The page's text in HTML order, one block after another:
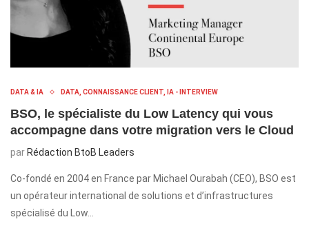
DATA & IA DATA, CONNAISSANCE CLIENT, IA - INTERVIEW
BSO, le spécialiste du Low Latency qui vous
accompagne dans votre migration vers le Cloud
par Rédaction BtoB Leaders
Co-fondé en 2004 en France par Michael Ourabah (CEO), BSO est
un opérateur international de solutions et d’infrastructures
spécialisé du Low…